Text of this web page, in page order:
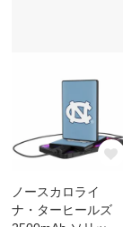
ノースカロライ
ナ・ターヒールズ